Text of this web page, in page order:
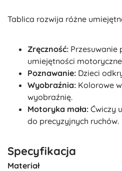
Tablica rozwija różne
Zręczność: Przesuwanie
umiejętności
Poznawanie: Dzieci
Wyobraźnia: Kolorowe
wyobraźnię.
Motoryka mała: Ćwiczy
do precyzyjnych ruchów.
Specyfikacja
Materiał